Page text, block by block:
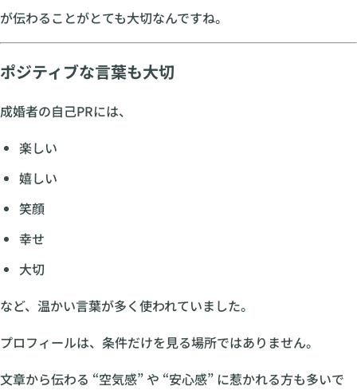
が伝わることがとても大切なんですね。
ポジティブな言葉も大切
成婚者の自己PRには、
楽しい
嬉しい
笑顔
幸せ
大切
など、温かい言葉が多く使われていました。
プロフィールは、条件だけを見る場所ではありません。
文章から伝わる “空気感” や “安心感” に惹かれる方も多いで